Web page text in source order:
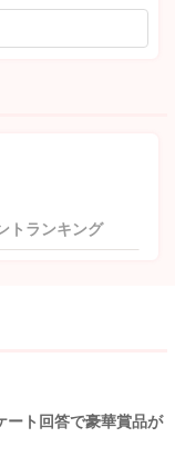
トランキング
ート回答で豪華賞品が